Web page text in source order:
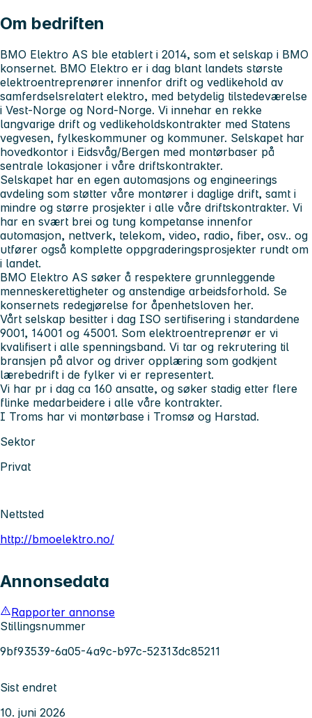
Om bedriften
BMO Elektro AS ble etablert i 2014, som et selskap i BMO
konsernet. BMO Elektro er i dag blant landets største
elektroentreprenører innenfor drift og vedlikehold av
samferdselsrelatert elektro, med betydelig tilstedeværelse
i Vest-Norge og Nord-Norge. Vi innehar en rekke
langvarige drift og vedlikeholdskontrakter med Statens
vegvesen, fylkeskommuner og kommuner. Selskapet har
hovedkontor i Eidsvåg/Bergen med montørbaser på
sentrale lokasjoner i våre driftskontrakter.
Selskapet har en egen automasjons og engineerings
avdeling som støtter våre montører i daglige drift, samt i
mindre og større prosjekter i alle våre driftskontrakter. Vi
har en svært brei og tung kompetanse innenfor
automasjon, nettverk, telekom, video, radio, fiber, osv.. og
utfører også komplette oppgraderingsprosjekter rundt om
i landet.
BMO Elektro AS søker å respektere grunnleggende
menneskerettigheter og anstendige arbeidsforhold. Se
konsernets redegjørelse for åpenhetsloven her.
Vårt selskap besitter i dag ISO sertifisering i standardene
9001, 14001 og 45001. Som elektroentreprenør er vi
kvalifisert i alle spenningsband. Vi tar og rekrutering til
bransjen på alvor og driver opplæring som godkjent
lærebedrift i de fylker vi er representert.
Vi har pr i dag ca 160 ansatte, og søker stadig etter flere
flinke medarbeidere i alle våre kontrakter.
I Troms har vi montørbase i Tromsø og Harstad.
Sektor
Privat
Nettsted
http://bmoelektro.no/
Annonsedata
Rapporter annonse
Stillingsnummer
9bf93539-6a05-4a9c-b97c-52313dc85211
Sist endret
10. juni 2026